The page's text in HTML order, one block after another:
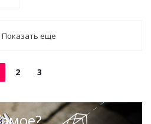
Показать еще
2 3